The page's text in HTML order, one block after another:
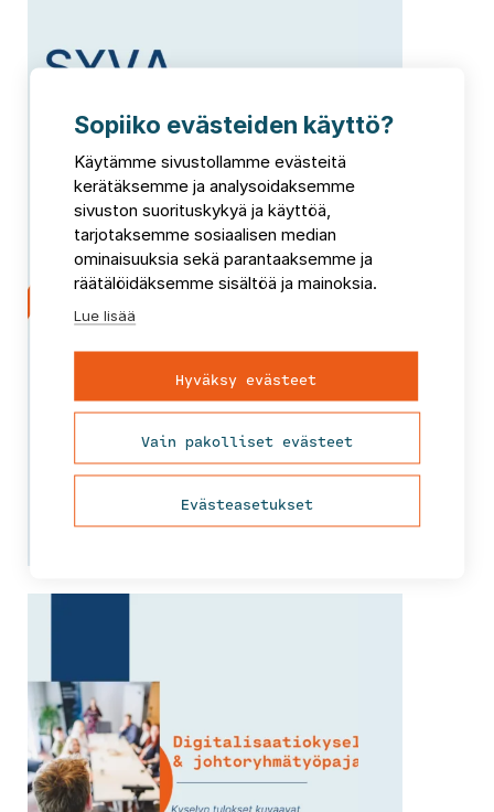
SYVA - aluetalouden arvioinnin
työkalu
5 000,00 €
Tutustu ja tilaa
Sopiiko evästeiden käyttö?
Käytämme sivustollamme evästeitä
kerätäksemme ja analysoidaksemme
sivuston suorituskykyä ja käyttöä,
tarjotaksemme sosiaalisen median
ominaisuuksia sekä parantaaksemme ja
räätälöidäksemme sisältöä ja mainoksia.
Lue lisää
Hyväksy evästeet
Vain pakolliset evästeet
Evästeasetukset